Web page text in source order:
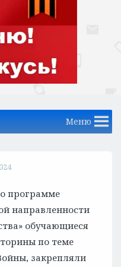
Меню
программе
направленности
обучающиеся
по теме
закрепляли